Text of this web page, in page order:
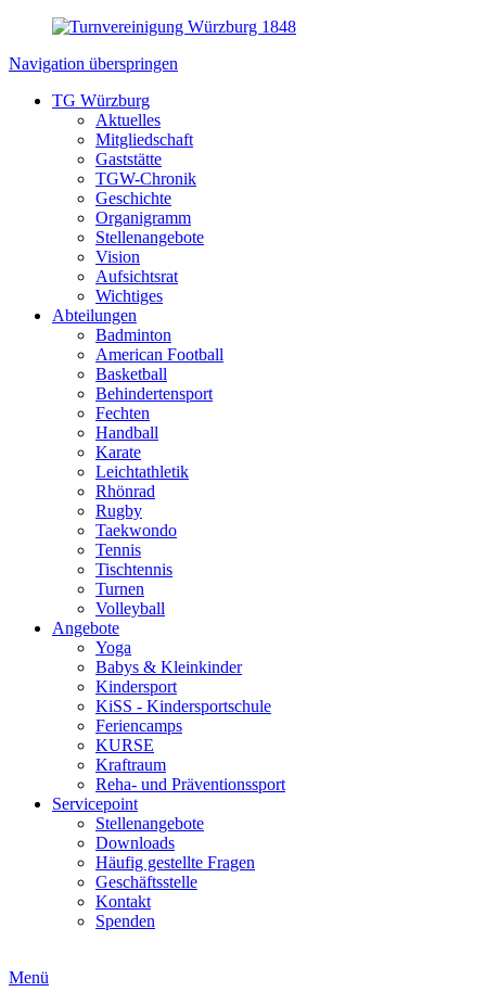
Navigation überspringen
TG Würzburg
Aktuelles
Mitgliedschaft
Gaststätte
TGW-Chronik
Geschichte
Organigramm
Stellenangebote
Vision
Aufsichtsrat
Wichtiges
Abteilungen
Badminton
American Football
Basketball
Behindertensport
Fechten
Handball
Karate
Leichtathletik
Rhönrad
Rugby
Taekwondo
Tennis
Tischtennis
Turnen
Volleyball
Angebote
Yoga
Babys & Kleinkinder
Kindersport
KiSS - Kindersportschule
Feriencamps
KURSE
Kraftraum
Reha- und Präventionssport
Servicepoint
Stellenangebote
Downloads
Häufig gestellte Fragen
Geschäftsstelle
Kontakt
Spenden
Menü